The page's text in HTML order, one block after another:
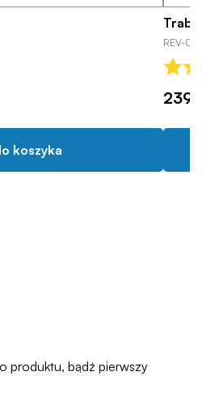
koszyka
REV-
produktu, bądź pierwszy